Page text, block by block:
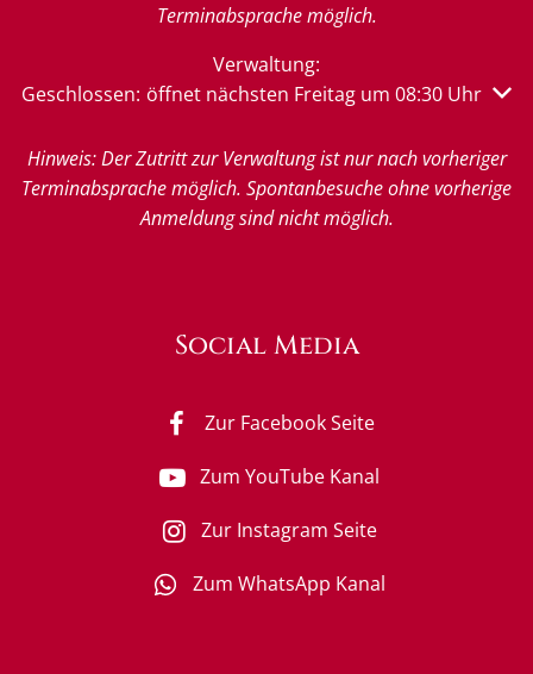
Terminabsprache möglich.
Verwaltung:
Klicken, um weitere Öffnungs- oder Schließzeiten
Geschlossen: öffnet nächsten Freitag um 08:30 Uhr
Hinweis: Der Zutritt zur Verwaltung ist nur nach vorheriger
Terminabsprache möglich. Spontanbesuche ohne vorherige
Anmeldung sind nicht möglich.
Social Media
Zur Facebook Seite
Zum YouTube Kanal
Zur Instagram Seite
Zum WhatsApp Kanal